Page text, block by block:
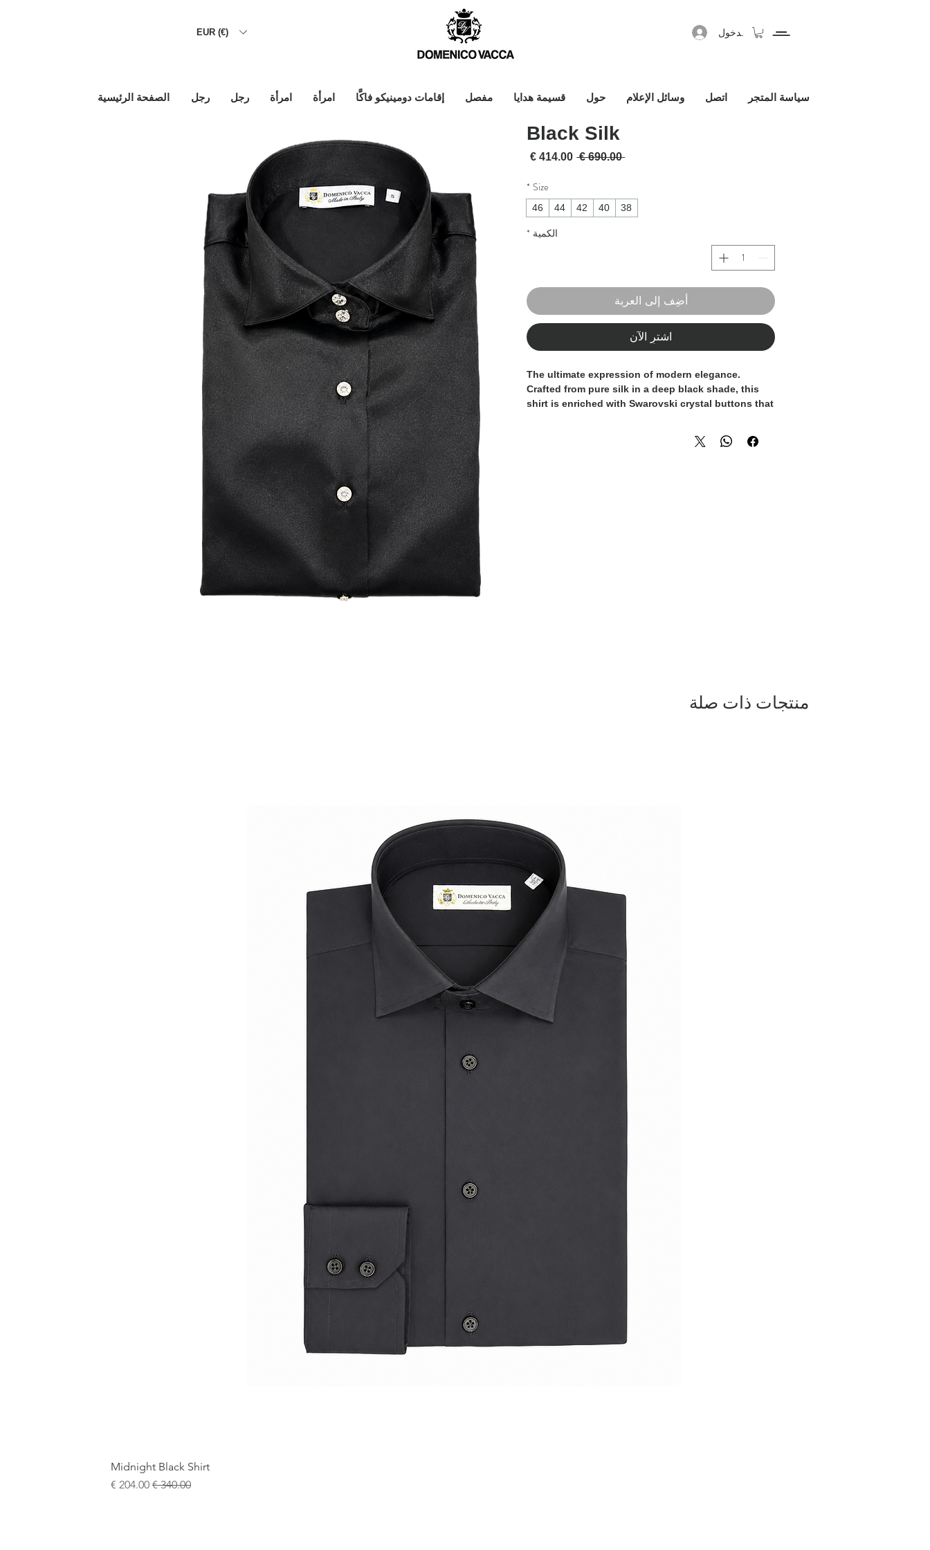
EUR (€) تسجيل الدخول
الصفحة الرئيسية رجل رجل امرأة امرأة إقامات دومينيكو فاكَّا مفصل قسيمة هدايا حول وسائل الإعلام اتصل سياسة المتجر
Black Silk
‏690.00 € سعر عاديسعر البيع
Size
*
38
40
42
44
46
الكمية *
أضِف إلى العربة
اشترِ الآن
The ultimate expression of modern elegance.
Crafted from pure silk in a deep black shade, this
shirt is enriched with Swarovski crystal buttons that
occasions and refined everyday wear.
منتجات ذات صلة
Midnight Black Shirt
سعر عاديسعر البيع